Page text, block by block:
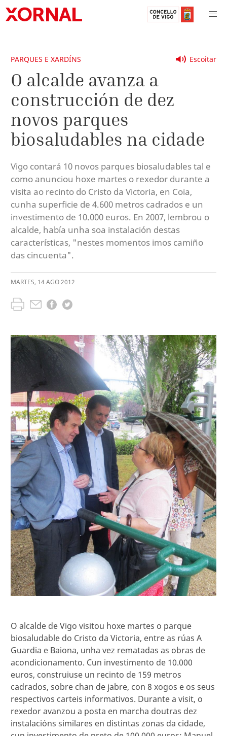
Escoitar
PARQUES E XARDÍNS
O alcalde avanza a
construcción de dez
novos parques
biosaludables na cidade
Vigo contará 10 novos parques biosaludables tal e
como anunciou hoxe martes o rexedor durante a
visita ao recinto do Cristo da Victoria, en Coia,
cunha superficie de 4.600 metros cadrados e un
investimento de 10.000 euros. En 2007, lembrou o
alcalde, había unha soa instalación destas
características, "nestes momentos imos camiño
das cincuenta".
MARTES, 14AGO2012
O alcalde de Vigo visitou hoxe martes o parque
biosaludable do Cristo da Victoria, entre as rúas A
Guardia e Baiona, unha vez rematadas as obras de
acondicionamento. Cun investimento de 10.000
euros, construiuse un recinto de 159 metros
cadrados, sobre chan de jabre, con 8 xogos e os seus
respectivos carteis informativos. Durante a visit, o
rexedor avanzou a posta en marcha doutras dez
instalacións similares en distintas zonas da cidade,